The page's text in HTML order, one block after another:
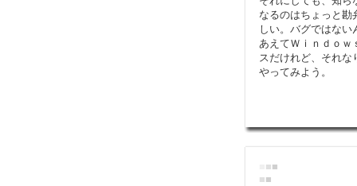
なるのはちょっと勘
しい。バグではない
あえてＷｉｎｄｏｗ
スだけれど、それな
やってみよう。
■■
■■